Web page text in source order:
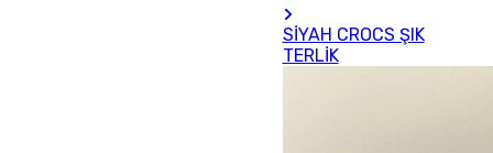
SİYAH CROCS ŞIK
TERLİK